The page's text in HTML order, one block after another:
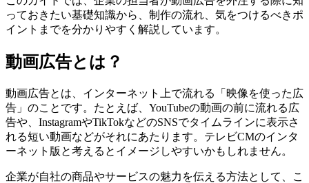
っておきたい基礎知識から、制作の流れ、気をつけるべきポ
イントまでを分かりやすく解説しています。
動画広告とは？
動画広告とは、インターネット上で流れる「映像を使った広
告」のことです。たとえば、YouTubeの動画の前に流れる広
告や、InstagramやTikTokなどのSNSでタイムラインに表示さ
れる短い動画などがそれにあたります。テレビCMのインタ
ーネット版と考えるとイメージしやすいかもしれません。
企業が自社の商品やサービスの魅力を伝える方法として、こ